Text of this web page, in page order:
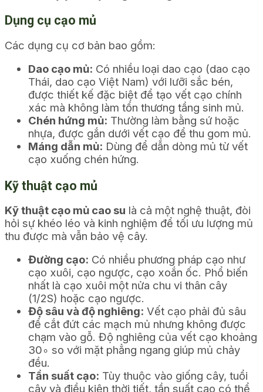
Dụng cụ cạo mủ
Các dụng cụ cơ bản bao gồm:
Dao cạo mủ: Có nhiều loại dao cạo (dao cạo
Thái, dao cạo Việt Nam) với lưỡi sắc bén,
được thiết kế đặc biệt để tạo vết cạo chính
xác mà không làm tổn thương tầng sinh mủ.
Chén hứng mủ: Thường làm bằng sứ hoặc
nhựa, được gắn dưới vết cạo để thu gom mủ.
Máng dẫn mủ: Dùng để dẫn dòng mủ từ vết
cạo xuống chén hứng.
Kỹ thuật cạo mủ
Kỹ thuật cạo mủ cao su là cả một nghệ thuật, đòi
hỏi sự khéo léo và kinh nghiệm để tối ưu lượng mủ
thu được mà vẫn bảo vệ cây.
Đường cạo: Có nhiều phương pháp cạo như
cạo xuôi, cạo ngược, cạo xoắn ốc. Phổ biến
nhất là cạo xuôi một nửa chu vi thân cây
(1/2S) hoặc cạo ngược.
Độ sâu và độ nghiêng: Vết cạo phải đủ sâu
để cắt đứt các mạch mủ nhưng không được
chạm vào gỗ. Độ nghiêng của vết cạo khoảng
30∘ so với mặt phẳng ngang giúp mủ chảy
đều.
Tần suất cạo: Tùy thuộc vào giống cây, tuổi
cây và điều kiện thời tiết, tần suất cạo có thể